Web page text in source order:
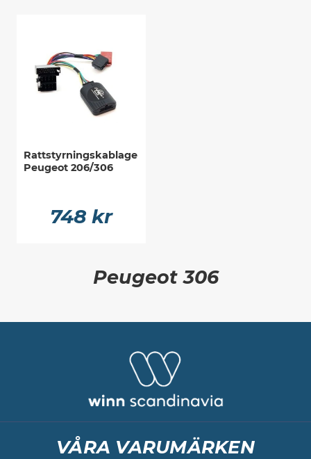
Rattstyrningskablage
Peugeot 206/306
748 kr
Peugeot 306
VÅRA VARUMÄRKEN